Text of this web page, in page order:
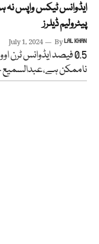
پیٹرولیم ڈیلرز
July 1, 2024 ByLAL KHAN
0.5 فیصد ایڈوانس ٹرن
ناممکن